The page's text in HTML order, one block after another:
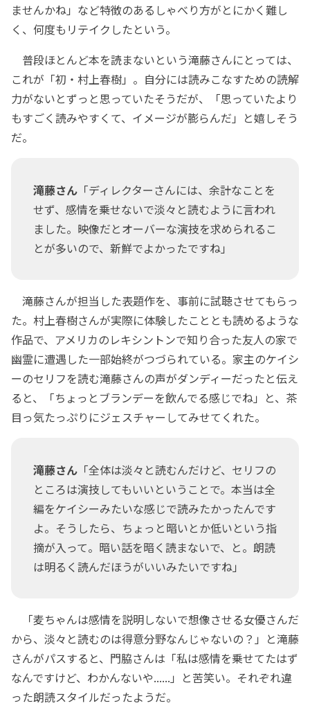
ませんかね」など特徴のあるしゃべり方がとにかく難し
く、何度もリテイクしたという。
普段ほとんど本を読まないという滝藤さんにとっては、
これが「初・村上春樹」。自分には読みこなすための読解
力がないとずっと思っていたそうだが、「思っていたより
もすごく読みやすくて、イメージが膨らんだ」と嬉しそう
だ。
滝藤さん 「ディレクターさんには、余計なことを
せず、感情を乗せないで淡々と読むように言われ
ました。映像だとオーバーな演技を求められるこ
とが多いので、新鮮でよかったですね」
滝藤さんが担当した表題作を、事前に試聴させてもらっ
た。村上春樹さんが実際に体験したこととも読めるような
作品で、アメリカのレキシントンで知り合った友人の家で
幽霊に遭遇した一部始終がつづられている。家主のケイシ
ーのセリフを読む滝藤さんの声がダンディーだったと伝え
ると、「ちょっとブランデーを飲んでる感じでね」と、茶
目っ気たっぷりにジェスチャーしてみせてくれた。
滝藤さん 「全体は淡々と読むんだけど、セリフの
ところは演技してもいいということで。本当は全
編をケイシーみたいな感じで読みたかったんです
よ。そうしたら、ちょっと暗いとか低いという指
摘が入って。暗い話を暗く読まないで、と。朗読
は明るく読んだほうがいいみたいですね」
「麦ちゃんは感情を説明しないで想像させる女優さんだ
から、淡々と読むのは得意分野なんじゃないの？」と滝藤
さんがパスすると、門脇さんは「私は感情を乗せてたはず
なんですけど、わかんないや......」と苦笑い。それぞれ違
った朗読スタイルだったようだ。